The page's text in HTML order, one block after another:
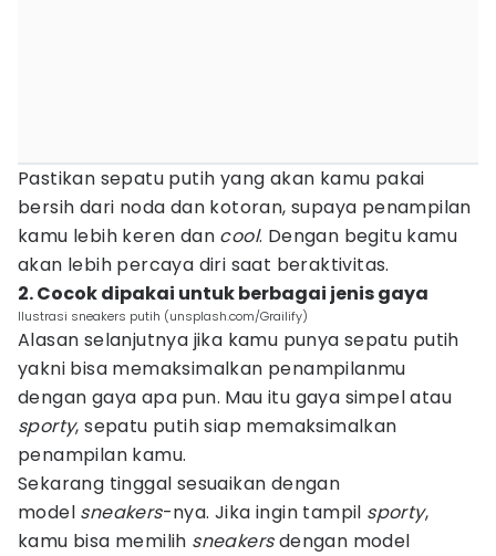
Pastikan sepatu putih yang akan kamu pakai
bersih dari noda dan kotoran, supaya penampilan
kamu lebih keren dan cool. Dengan begitu kamu
akan lebih percaya diri saat beraktivitas.
2. Cocok dipakai untuk berbagai jenis gaya
Ilustrasi sneakers putih (unsplash.com/Grailify)
Alasan selanjutnya jika kamu punya sepatu putih
yakni bisa memaksimalkan penampilanmu
dengan gaya apa pun. Mau itu gaya simpel atau
sporty, sepatu putih siap memaksimalkan
penampilan kamu.
Sekarang tinggal sesuaikan dengan
model sneakers-nya. Jika ingin tampil sporty,
kamu bisa memilih sneakersdengan model